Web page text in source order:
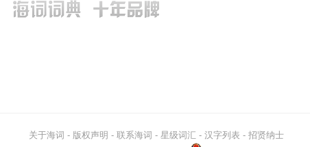
关于海词 - 版权声明 - 联系海词 - 星级词汇 - 汉字列表 - 招贤纳士